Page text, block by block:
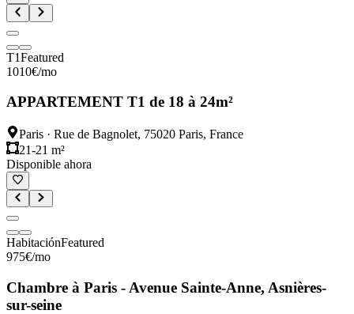
T1Featured
1010€/mo
APPARTEMENT T1 de 18 à 24m²
Paris · Rue de Bagnolet, 75020 Paris, France
21-21 m²
Disponible ahora
HabitaciónFeatured
975€/mo
Chambre à Paris - Avenue Sainte-Anne, Asnières-
sur-seine